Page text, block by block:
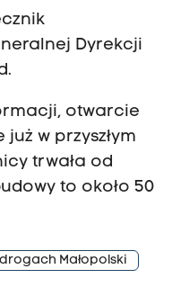
Dyrekcji
otwarcie
w przyszłym
trwała od
to około 50
Małopolski